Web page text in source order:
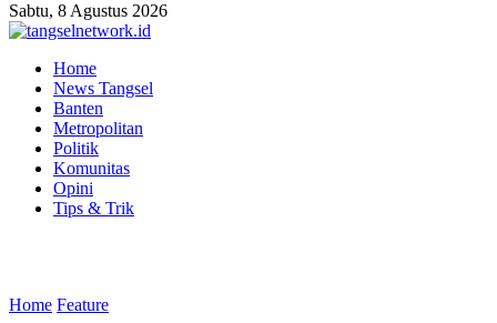
Sabtu, 8 Agustus 2026
Home
News Tangsel
Banten
Metropolitan
Politik
Komunitas
Opini
Tips & Trik
Home Feature